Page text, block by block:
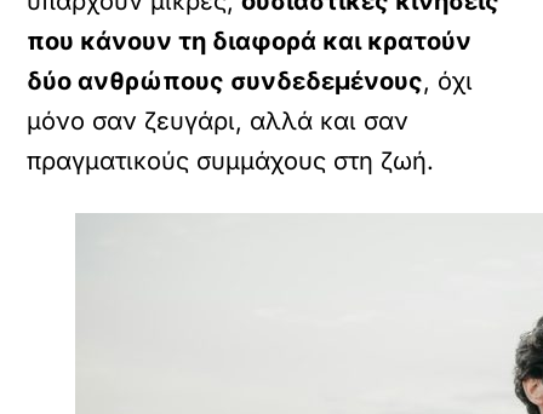
που κάνουν τη διαφορά και κρατούν
δύο ανθρώπους συνδεδεμένους, όχι
μόνο σαν ζευγάρι, αλλά και σαν
πραγματικούς συμμάχους στη ζωή.